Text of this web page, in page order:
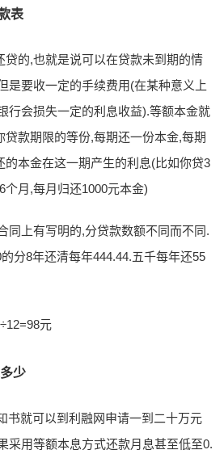
表
贷的,也就是说可以在贷款未到期的情
是要收一定的手续费用(在某种意义上
行会损失一定的利息收益).等额本金就
款期限的等份,每期还一份本金,每期
的本金在这一期产生的利息(比如你贷3
个月,每月归还1000元本金)
同上有写明的,分贷款数额不同而不同.
分8年还清每年444.44.五千每年还55
元
少
书就可以到利融网申请一到二十万元
采用等额本息方式还款月息甚至低至0.